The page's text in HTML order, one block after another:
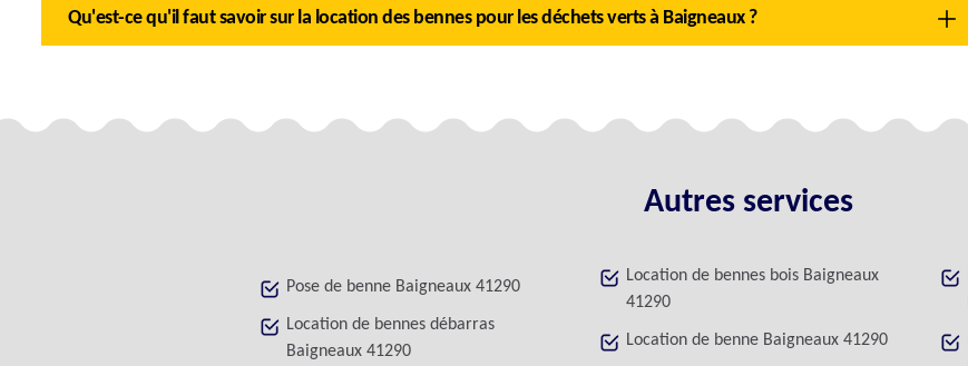
Qu'est-ce qu'il faut savoir sur la location des bennes pour les déchets verts à Baigneaux ?
Autres services
Pose de benne Baigneaux 41290
Location de bennes débarras
Baigneaux 41290
Location de bennes bois Baigneaux
41290
Location de benne Baigneaux 41290